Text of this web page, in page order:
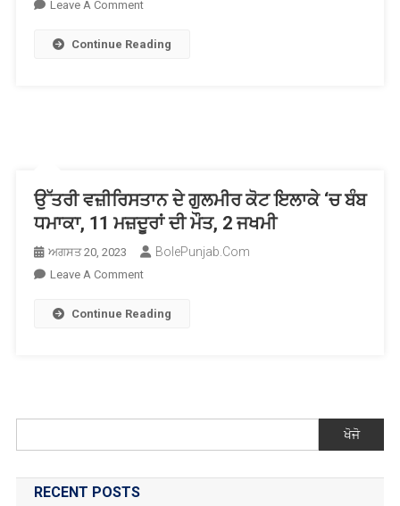
Leave A CommentOn
ਹਜ਼ਾਰ
ਸਰਕਾਰ
ਨੇ
ਵੱਖ-
ਵੱਖ
ਸਰਕਾਰੀ
ਤੋਂ
Continue Reading
ਉੱਤਰੀ ਵਜ਼ੀਰਿਸਤਾਨ ਦੇ ਗੁਲਮੀਰ ਕੋਟ ਇਲਾਕੇ ‘ਚ ਬੰਬ
ਧਮਾਕਾ, 11 ਮਜ਼ਦੂਰਾਂ ਦੀ ਮੌਤ, 2 ਜਖਮੀ
ਅਗਸਤ 20, 2023 BolePunjab.com
Leave A CommentOn
ਵਜ਼ੀਰਿਸਤਾਨ
‘ਚ
11
Continue Reading
ਖੋਜੋ
RECENT POSTS